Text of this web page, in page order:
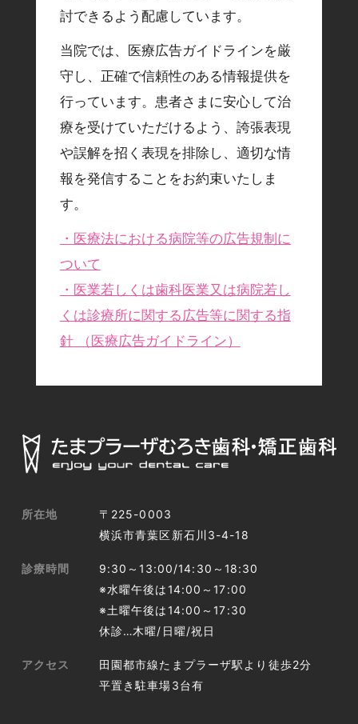
討できるよう配慮しています。
当院では、医療広告ガイドラインを厳
守し、正確で信頼性のある情報提供を
行っています。患者さまに安心して治
療を受けていただけるよう、誇張表現
や誤解を招く表現を排除し、適切な情
報を発信することをお約束いたしま
す。
・医療法における病院等の広告規制に
ついて
・医業若しくは歯科医業又は病院若し
くは診療所に関する広告等に関する指
針 （医療広告ガイドライン）
所在地
〒225-0003
横浜市青葉区新石川3-4-18
診療時間
9:30～13:00/14:30～18:30
※水曜午後は14:00～17:00
※土曜午後は14:00～17:30
休診…木曜/日曜/祝日
アクセス
田園都市線たまプラーザ駅より徒歩2分
平置き駐車場3台有